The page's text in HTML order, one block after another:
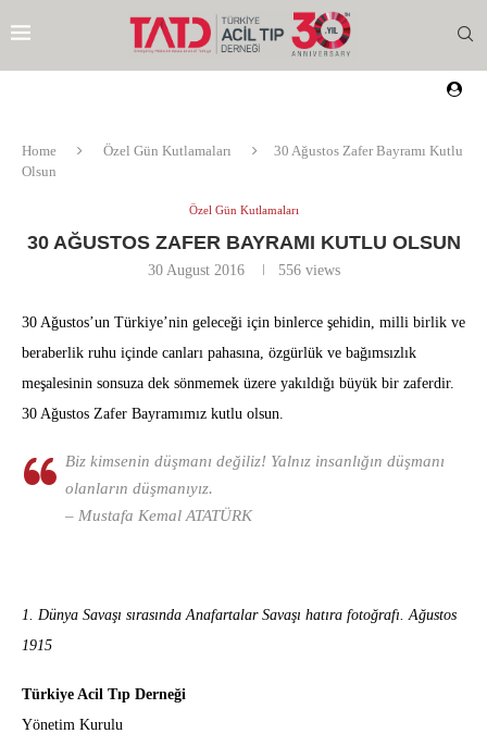
Home Özel Gün Kutlamaları
30 Ağustos Zafer Bayramı Kutlu
Olsun
Özel Gün Kutlamaları
30 AĞUSTOS ZAFER BAYRAMI KUTLU OLSUN
30 August 2016 556views
30 Ağustos’un Türkiye’nin geleceği için binlerce şehidin, milli birlik ve
beraberlik ruhu içinde canları pahasına, özgürlük ve bağımsızlık
meşalesinin sonsuza dek sönmemek üzere yakıldığı büyük bir zaferdir.
30 Ağustos Zafer Bayramımız kutlu olsun.
Biz kimsenin düşmanı değiliz! Yalnız insanlığın düşmanı
olanların düşmanıyız.
– Mustafa Kemal ATATÜRK
1. Dünya Savaşı sırasında Anafartalar Savaşı hatıra fotoğrafı. Ağustos
1915
Türkiye Acil Tıp Derneği
Yönetim Kurulu